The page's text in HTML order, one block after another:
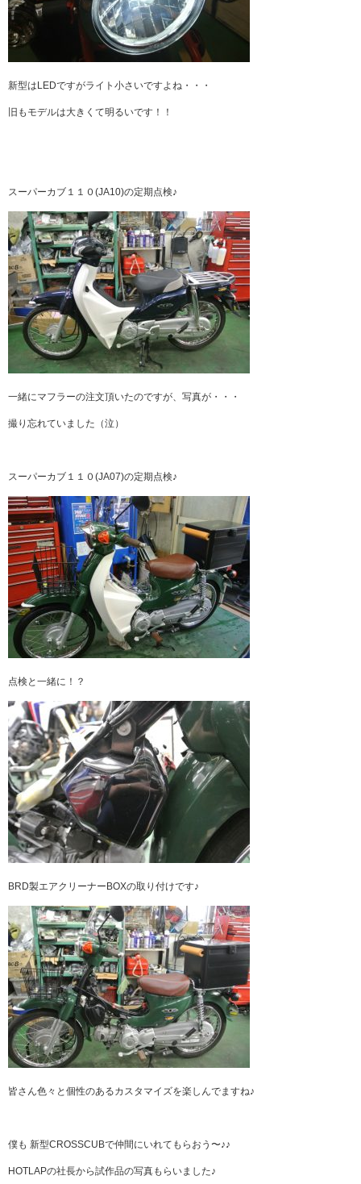
新型はLEDですがライト小さいですよね・・・
旧もモデルは大きくて明るいです！！
スーパーカブ１１０(JA10)の定期点検♪
一緒にマフラーの注文頂いたのですが、写真が・・・
撮り忘れていました（泣）
スーパーカブ１１０(JA07)の定期点検♪
点検と一緒に！？
BRD製エアクリーナーBOXの取り付けです♪
皆さん色々と個性のあるカスタマイズを楽しんでますね♪
僕も 新型CROSSCUBで仲間にいれてもらおう〜♪♪
HOTLAPの社長から試作品の写真もらいました♪